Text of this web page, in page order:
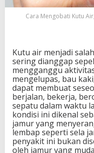
K
e
i
G
e
j
a
l
a
d
a
n
P
e
Cara Mengobati Kutu
Kutu air menjadi
sering dianggap
mengganggu
mengelupas, bau
dapat membuat
berjalan, bekerja,
sepatu dalam waktu
kondisi ini dikenal
jamur yang
lembap seperti sela
penyakit ini bukan
oleh jamur yang